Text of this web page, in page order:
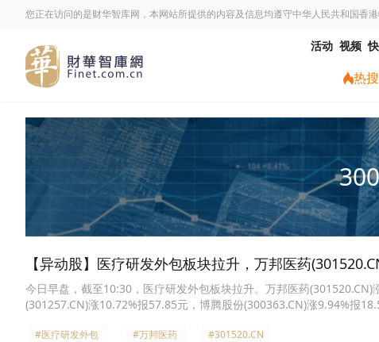
您正在访问的是财华智库网，本网站所提供的内容及信息均遵守中华人民共和国香港
活动 视频
热搜
【异动股】医疗研发外包板块拉升，万邦医药
今日早盘，截至10:30，医疗研发外包板块拉升。万邦医药
(301257.CN)涨10.72%报57.85元，博腾股份(300363.CN)涨9.94%报
#医疗研发外包 #万邦医药 #301520.CN